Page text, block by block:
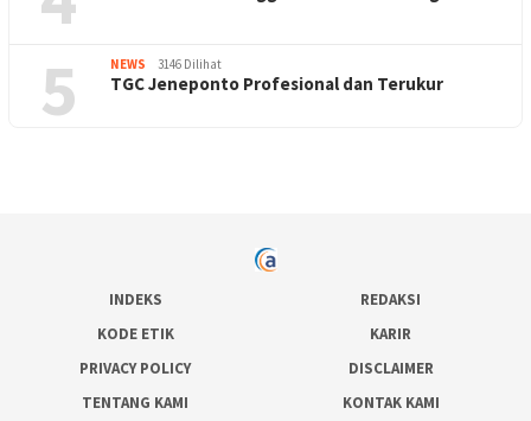
5 NEWS 3146 Dilihat
TGC Jeneponto Profesional dan Terukur
INDEKS
REDAKSI
KODE ETIK
KARIR
PRIVACY POLICY
DISCLAIMER
TENTANG KAMI
KONTAK KAMI